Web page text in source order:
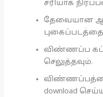
சரியாக
தேவையான
புகைப்படத்தை
விண்ணப்ப
செலுத்தவும்.
விண்ணப்பத்தை
download